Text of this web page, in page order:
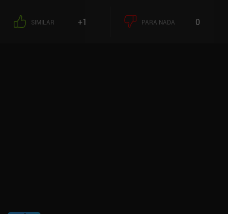
SIMILAR +1 PARA NADA 0